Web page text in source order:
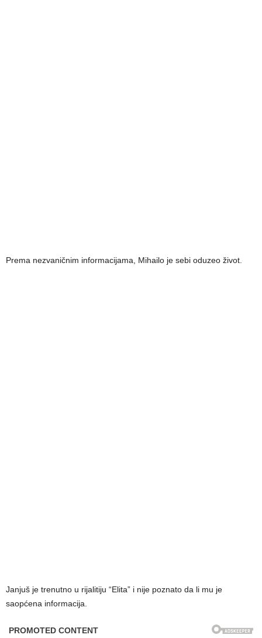
Prema nezvaničnim informacijama, Mihailo je sebi oduzeo život.
Janjuš je trenutno u rijalitiju “Elita” i nije poznato da li mu je
saopćena informacija.